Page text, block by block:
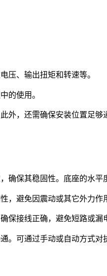
压、输出扭矩和转速等。
的使用。
外，还需确保安装位置足够
保其稳固性。底座的水平
，避免因震动或其它外力作
保接线正确，避免短路或漏
可通过手动或自动方式对